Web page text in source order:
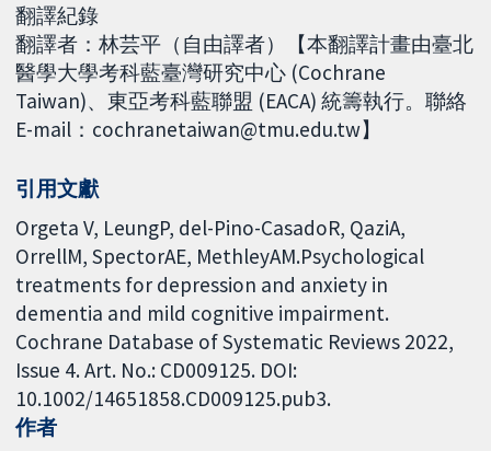
翻譯紀錄
翻譯者：林芸平（自由譯者）【本翻譯計畫由臺北
醫學大學考科藍臺灣研究中心 (Cochrane
Taiwan)、東亞考科藍聯盟 (EACA) 統籌執行。聯絡
E-mail：cochranetaiwan@tmu.edu.tw】
引用文獻
Orgeta V, LeungP, del-Pino-CasadoR, QaziA,
OrrellM, SpectorAE, MethleyAM.Psychological
treatments for depression and anxiety in
dementia and mild cognitive impairment.
Cochrane Database of Systematic Reviews 2022,
Issue 4. Art. No.: CD009125. DOI:
10.1002/14651858.CD009125.pub3.
作者